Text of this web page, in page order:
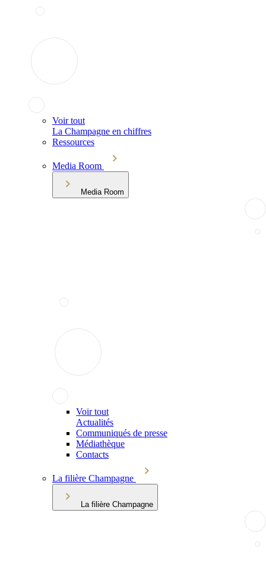
Voir tout
La Champagne en chiffres
Ressources
Media Room
Media Room
Voir tout
Actualités
Communiqués de presse
Médiathèque
Contacts
La filière Champagne
La filière Champagne